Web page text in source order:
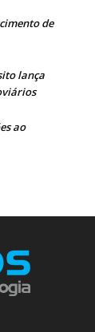
de
lança
ao